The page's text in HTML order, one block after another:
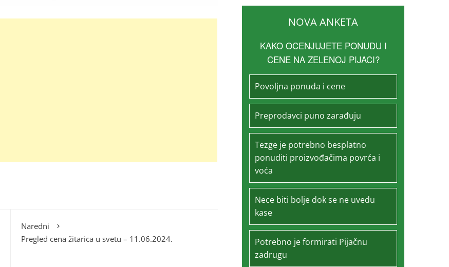
Naredni
Pregled cena žitarica u svetu – 11.06.2024.
NOVA ANKETA
KAKO OCENJUJETE PONUDU I
CENE NA ZELENOJ PIJACI?
Povoljna ponuda i cene
Preprodavci puno zarađuju
Tezge je potrebno besplatno
ponuditi proizvođačima povrća i
voća
Nece biti bolje dok se ne uvedu
kase
Potrebno je formirati Pijačnu
zadrugu